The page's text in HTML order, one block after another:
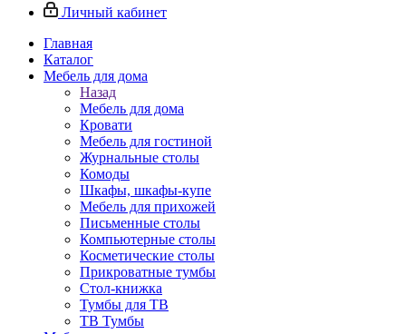
Личный кабинет
Главная
Каталог
Мебель для дома
Назад
Мебель для дома
Кровати
Мебель для гостиной
Журнальные столы
Комоды
Шкафы, шкафы-купе
Мебель для прихожей
Письменные столы
Компьютерные столы
Косметические столы
Прикроватные тумбы
Стол-книжка
Тумбы для ТВ
ТВ Тумбы